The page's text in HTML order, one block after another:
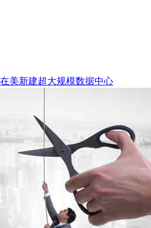
美新建超大规模数据中心